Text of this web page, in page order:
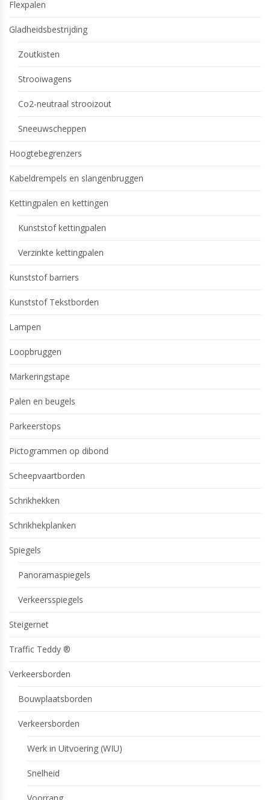
Flexpalen
Gladheidsbestrijding
Zoutkisten
Strooiwagens
Co2-neutraal strooizout
Sneeuwscheppen
Hoogtebegrenzers
Kabeldrempels en slangenbruggen
Kettingpalen en kettingen
Kunststof kettingpalen
Verzinkte kettingpalen
Kunststof barriers
Kunststof Tekstborden
Lampen
Loopbruggen
Markeringstape
Palen en beugels
Parkeerstops
Pictogrammen op dibond
Scheepvaartborden
Schrikhekken
Schrikhekplanken
Spiegels
Panoramaspiegels
Verkeersspiegels
Steigernet
Traffic Teddy ®
Verkeersborden
Bouwplaatsborden
Verkeersborden
Werk in Uitvoering (WIU)
Snelheid